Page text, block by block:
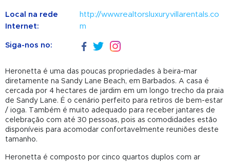
Local na rede
Internet:
http://www.realtorsluxuryvillarentals.co
m
Siga-nos no:
Heronetta é uma das poucas propriedades à beira-mar
diretamente na Sandy Lane Beach, em Barbados. A casa é
cercada por 4 hectares de jardim em um longo trecho da praia
de Sandy Lane. É o cenário perfeito para retiros de bem-estar
/ ioga. Também é muito adequado para receber jantares de
celebração com até 30 pessoas, pois as comodidades estão
disponíveis para acomodar confortavelmente reuniões deste
tamanho.
Heronetta é composto por cinco quartos duplos com ar